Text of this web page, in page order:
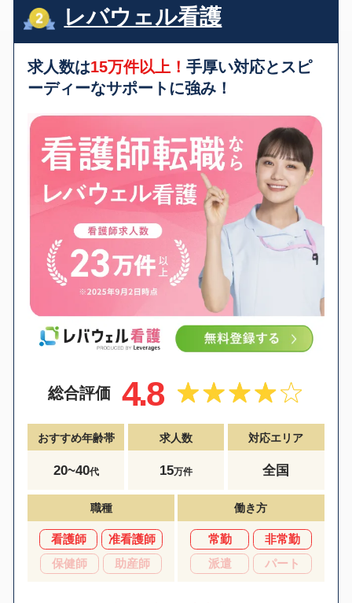
レバウェル看護
求人数は15万件以上！手厚い対応とスピ
ーディーなサポートに強み！
総合評価 4.8
おすすめ年齢帯
20~40代
求人数
15万件
対応エリア
全国
職種
看護師
准看護師
保健師
助産師
働き方
常勤
非常勤
派遣
パート